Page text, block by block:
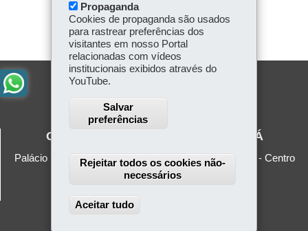
GOVERNO DO ESTADO DO PARANÁ
Palácio Iguaçu - Praça Nossa Senhora de Salette, s/n - Centro
Cívico
80530-909-Curitiba
Propaganda
Cookies de propaganda são usados
para rastrear preferências dos
visitantes em nosso Portal
relacionadas com vídeos
institucionais exibidos através do
YouTube.
Salvar
preferências
Rejeitar todos os cookies não-
necessários
Aceitar tudo